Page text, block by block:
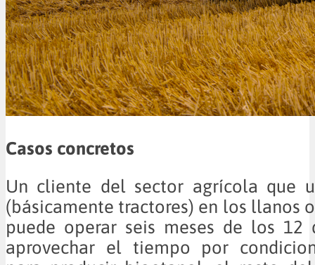
Casos concretos
Un cliente del sector agrícola que
(básicamente tractores) en los llanos
puede operar seis meses de los 12
aprovechar el tiempo por